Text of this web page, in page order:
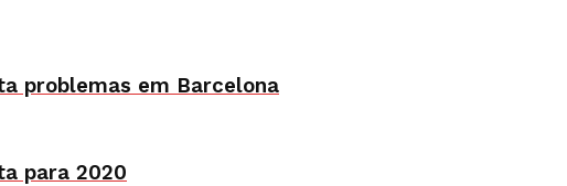
problemas em Barcelona
para 2020